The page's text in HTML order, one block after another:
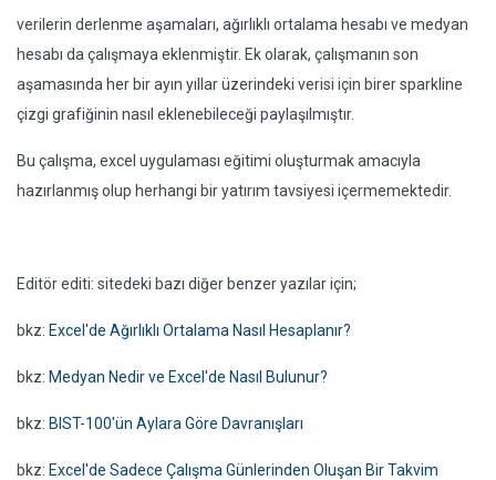
verilerin derlenme aşamaları, ağırlıklı ortalama hesabı ve medyan
hesabı da çalışmaya eklenmiştir. Ek olarak, çalışmanın son
aşamasında her bir ayın yıllar üzerindeki verisi için birer sparkline
çizgi grafiğinin nasıl eklenebileceği paylaşılmıştır.
Bu çalışma, excel uygulaması eğitimi oluşturmak amacıyla
hazırlanmış olup herhangi bir yatırım tavsiyesi içermemektedir.
Editör editi: sitedeki bazı diğer benzer yazılar için;
bkz: Excel'de Ağırlıklı Ortalama Nasıl Hesaplanır?
bkz: Medyan Nedir ve Excel'de Nasıl Bulunur?
bkz: BIST-100'ün Aylara Göre Davranışları
bkz: Excel'de Sadece Çalışma Günlerinden Oluşan Bir Takvim